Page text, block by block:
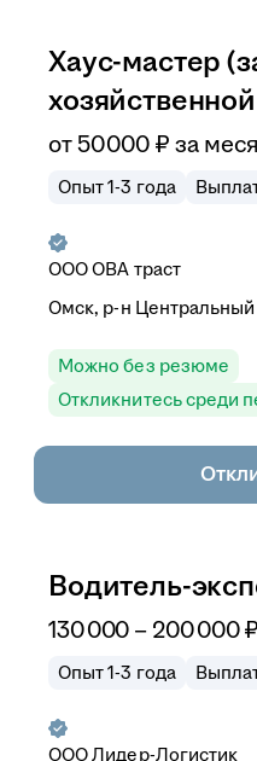
Хаус-мастер
от50 000 ₽ за
Опыт 1-3 года
ООООВА траст
Омск, р-н Центральный
Можно без резюме
Откликнитесь среди
Водитель-
130 000 – 200 000₽
Опыт 1-3 года
ОООЛидер-Логистик